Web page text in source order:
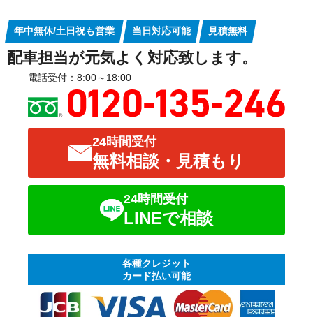
年中無休/土日祝も営業 当日対応可能 見積無料
配車担当が元気よく対応致します。
電話受付：8:00～18:00
24時間受付
無料相談・見積もり
24時間受付
LINEで相談
各種クレジット
カード払い可能